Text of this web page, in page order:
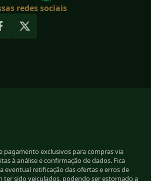
redes sociais
pagamento exclusivos para compras via
à análise e confirmação de dados. Fica
eventual retificação das ofertas e erros de
ter sido veiculados, podendo ser estornado a